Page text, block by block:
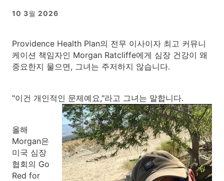
10 3월 2026
Providence Health Plan의 전무 이사이자 최고 커뮤니
케이션 책임자인 Morgan Ratcliffe에게 심장 건강이 왜
중요한지 물으면, 그녀는 주저하지 않습니다.
"이건 개인적인 문제예요,"라고 그녀는 말합니다.
올해
Morgan은
미국 심장
협회의 Go
Red for